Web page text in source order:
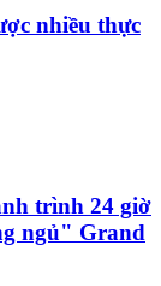
nhiều thực
trình 24 giờ
ngủ" Grand